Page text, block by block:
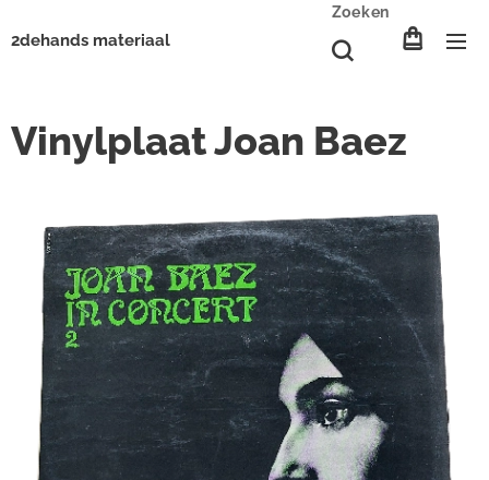
2dehands materiaal
Zoeken
Vinylplaat Joan Baez